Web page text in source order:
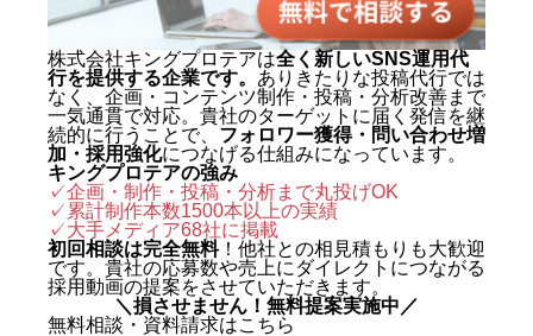
札幌でも有数のAI先進企業・株式
会社エグゼクティブマーケティン
グジャパン。執行役員を2年間務
め、AIO対策（AI検索最適化）を
はじめとする最先端のAIマーケテ
ィングを実戦の現場で体得した。
2024年に株式会社キングプロテア
を創業。 実績は数字で裏づけられ
ている。SNS運用代行事業では、
自社アカウントを「札幌 SNS運用
株式会社キングプロテアは全く新しいSNS運用代
行を提供する企業です。 ありきたりな投稿代行では
なく、企画・コンテンツ制作・投稿・分析改善まで
一気通貫で対応。貴社のターゲットに届く発信を継
続的に行うことで、 フォロワー獲得・問い合わせ増
加・採用強化につなげる仕組みになっています。
キングプロテアの強み
✓企画・制作・投稿・分析まで丸投げOK
✓累計制作本数1500本以上の実績
✓大手メディア68社に掲載
初回相談は完全無料！他社との相見積もりも大歓迎
です。貴社の応募数や売上にダイレクトにつながる
採用動画の提案をさせていただきます。
＼損させません！無料提案実施中／
無料相談・資料請求はこちら